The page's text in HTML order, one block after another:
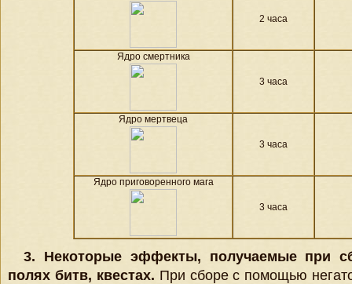
2 часа
Ядро смертника
3 часа
Ядро мертвеца
3 часа
Ядро приговоренного мага
3 часа
3. Некоторые эффекты, получаемые при
полях битв, квестах. При сборе с помощью